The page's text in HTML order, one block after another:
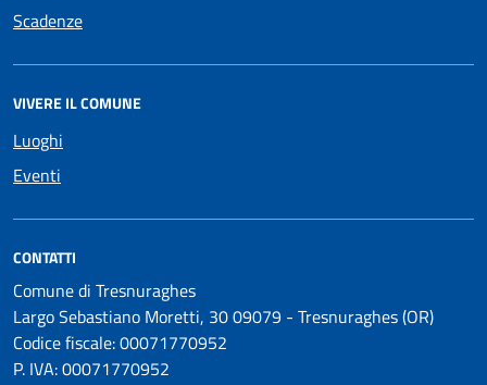
Scadenze
VIVERE IL COMUNE
Luoghi
Eventi
CONTATTI
Comune di Tresnuraghes
Largo Sebastiano Moretti, 30 09079 - Tresnuraghes (OR)
Codice fiscale: 00071770952
P. IVA: 00071770952